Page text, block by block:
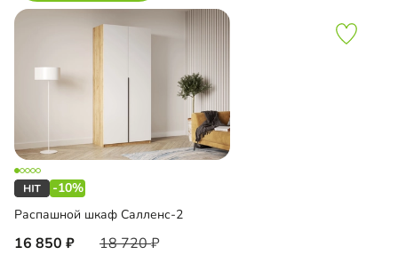
-10%
Распашной шкаф Салленс-2
16 850 18 720